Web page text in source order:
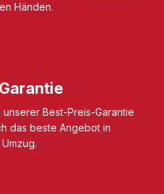
Händen.
Best-Preis-Garantie
das beste Angebot in